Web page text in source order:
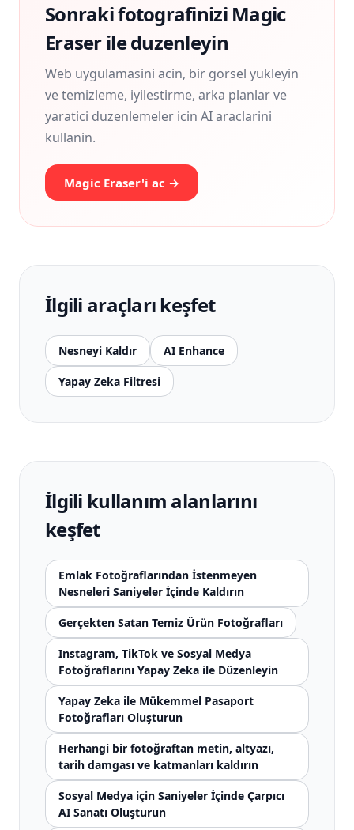
Sonraki fotografinizi Magic
Eraser ile duzenleyin
Web uygulamasini acin, bir gorsel yukleyin
ve temizleme, iyilestirme, arka planlar ve
yaratici duzenlemeler icin AI araclarini
kullanin.
Magic Eraser'i ac →
İlgili araçları keşfet
Nesneyi Kaldır AI Enhance
Yapay Zeka Filtresi
İlgili kullanım alanlarını
keşfet
Emlak Fotoğraflarından İstenmeyen
Nesneleri Saniyeler İçinde Kaldırın
Gerçekten Satan Temiz Ürün Fotoğrafları
Instagram, TikTok ve Sosyal Medya
Fotoğraflarını Yapay Zeka ile Düzenleyin
Yapay Zeka ile Mükemmel Pasaport
Fotoğrafları Oluşturun
Herhangi bir fotoğraftan metin, altyazı,
tarih damgası ve katmanları kaldırın
Sosyal Medya için Saniyeler İçinde Çarpıcı
AI Sanatı Oluşturun